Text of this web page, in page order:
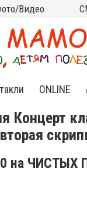
Видео
ONLINE
Online
Спектакли
Концерт
на ЧИСТЫХ